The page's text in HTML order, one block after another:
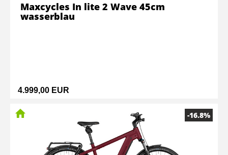
4.999,00 EUR
Maxcycles In lite 2 Wave 45cm
wasserblau
-16.8%